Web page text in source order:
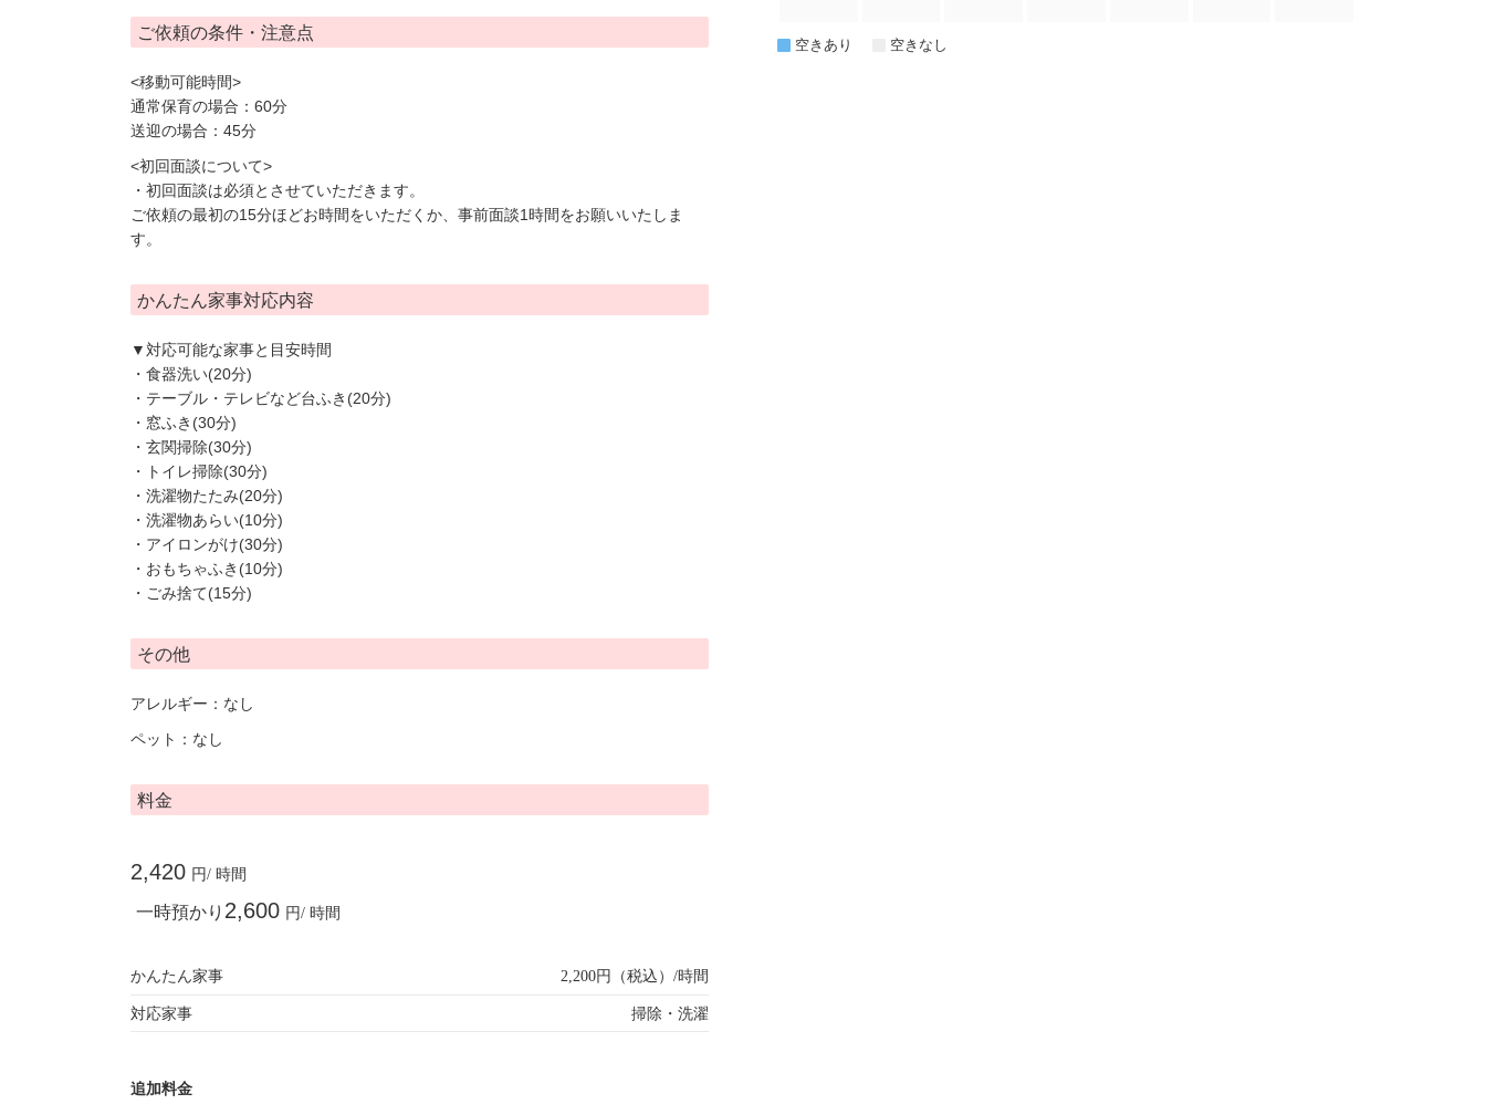
ご依頼の条件・注意点
<移動可能時間>
通常保育の場合：60分
送迎の場合：45分
<初回面談について>
・初回面談は必須とさせていただきます。
ご依頼の最初の15分ほどお時間をいただくか、事前面談1時間をお願いいたしま
す。
かんたん家事対応内容
▼対応可能な家事と目安時間
・食器洗い(20分)
・テーブル・テレビなど台ふき(20分)
・窓ふき(30分)
・玄関掃除(30分)
・トイレ掃除(30分)
・洗濯物たたみ(20分)
・洗濯物あらい(10分)
・アイロンがけ(30分)
・おもちゃふき(10分)
・ごみ捨て(15分)
その他
アレルギー：なし
ペット：なし
料金
2,420 円/ 時間
一時預かり 2,600 円/ 時間
かんたん家事 2,200円（税込）/時間
対応家事 掃除・洗濯
追加料金
空きあり 空きなし